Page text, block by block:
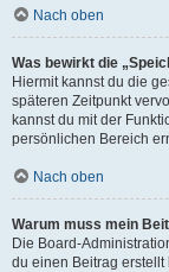
Nach oben
Was bewirkt die
Hiermit kannst du die
späteren Zeitpunkt
kannst du mit der
persönlichen Bereich
Nach oben
Warum muss mein
Die Board-
du einen Beitrag erstellt